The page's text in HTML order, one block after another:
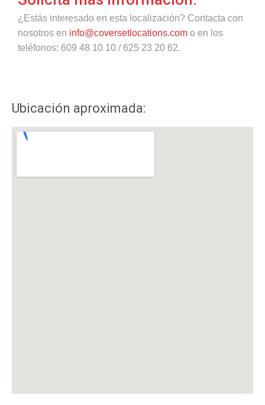
¿Estás interesado en esta localización? Contacta con
nosotros en info@coversetlocations.com o en los
teléfonos: 609 48 10 10 / 625 23 20 62.
Ubicación aproximada: